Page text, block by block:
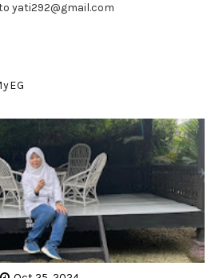
yati292@gmail.com